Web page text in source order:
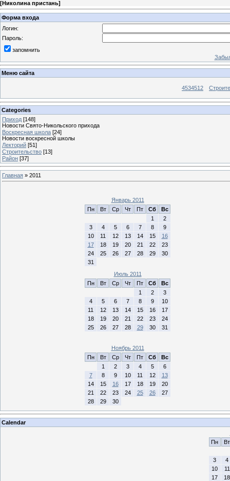
[Николина пристань]
Форма входа
Логин:
Пароль:
запомнить
Меню сайта
4534512
Categories
Приход [148]
Новости Свято-Никольского прихода
Воскресная школа [24]
Новости воскресной школы
Лекторий [51]
Строительство [13]
Район [37]
Главная » 2011
Январь 2011
Пн
Вт Ср Чт Пт Сб
Вс
1
2
3
4 5 6 7 8
9
10
11 12 13 14 15
16
17
18 19 20 21 22
23
24
25 26 27 28 29
30
31
Июль 2011
Пн
Вт Ср Чт Пт Сб
Вс
1
2
3
4
5 6 7 8 9
10
11
12 13 14 15 16
17
18
19 20 21 22 23
24
25
26 27 28 29 30 31
Ноябрь 2011
Пн
Вт Ср Чт Пт Сб
Вс
1
2 3 4 5
6
7
8 9 10 11 12
13
14
15 16 17 18 19
20
21
22 23 24 25 26
27
28
29 30
Calendar
Пн
Вт
3
4
10
11
17
18